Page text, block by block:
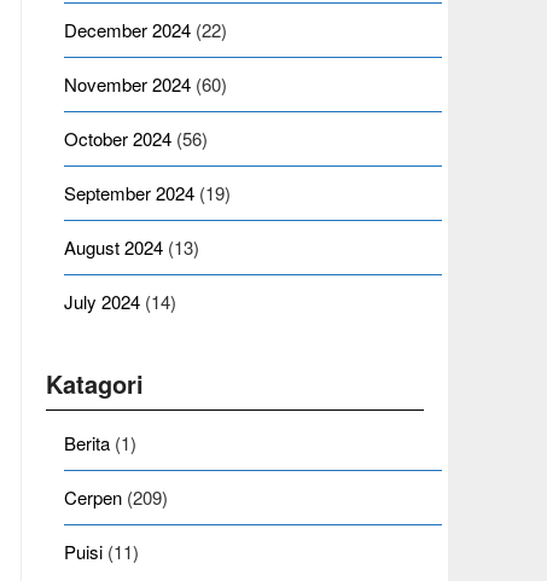
December 2024(22)
November 2024(60)
October 2024(56)
September 2024(19)
August 2024(13)
July 2024(14)
Katagori
Berita(1)
Cerpen(209)
Puisi(11)